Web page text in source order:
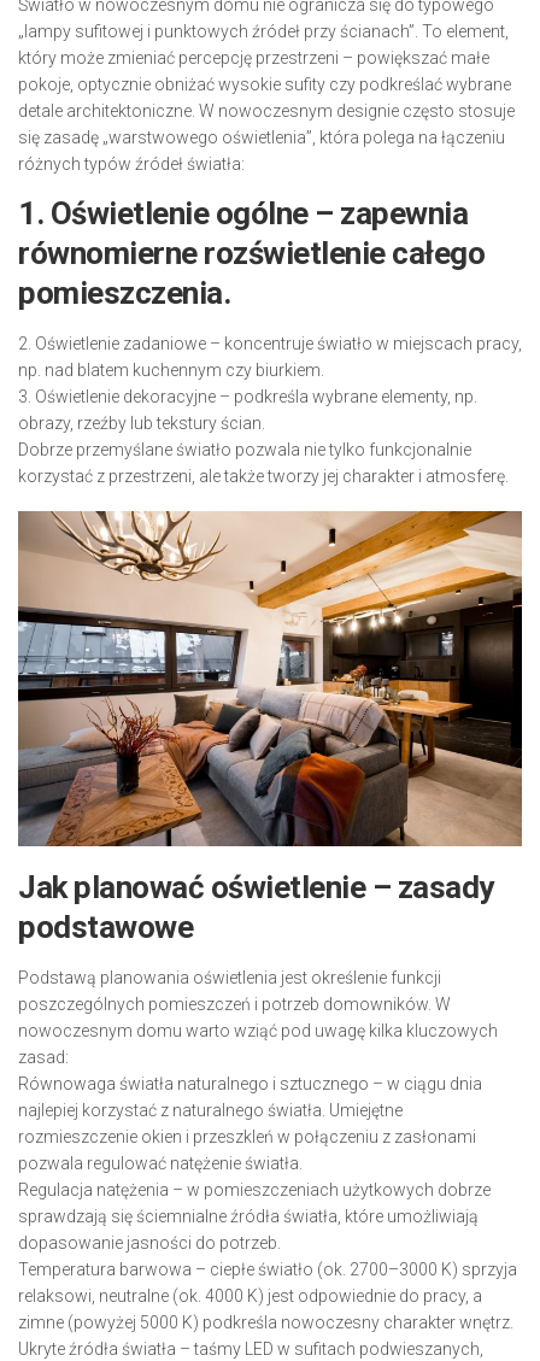
Światło w nowoczesnym domu nie ogranicza się do typowego
„lampy sufitowej i punktowych źródeł przy ścianach”. To element,
który może zmieniać percepcję przestrzeni – powiększać małe
pokoje, optycznie obniżać wysokie sufity czy podkreślać wybrane
detale architektoniczne. W nowoczesnym designie często stosuje
się zasadę „warstwowego oświetlenia”, która polega na łączeniu
różnych typów źródeł światła:
1. Oświetlenie ogólne – zapewnia
równomierne rozświetlenie całego
pomieszczenia.
2. Oświetlenie zadaniowe – koncentruje światło w miejscach pracy,
np. nad blatem kuchennym czy biurkiem.
3. Oświetlenie dekoracyjne – podkreśla wybrane elementy, np.
obrazy, rzeźby lub tekstury ścian.
Dobrze przemyślane światło pozwala nie tylko funkcjonalnie
korzystać z przestrzeni, ale także tworzy jej charakter i atmosferę.
Jak planować oświetlenie – zasady
podstawowe
Podstawą planowania oświetlenia jest określenie funkcji
poszczególnych pomieszczeń i potrzeb domowników. W
nowoczesnym domu warto wziąć pod uwagę kilka kluczowych
zasad:
Równowaga światła naturalnego i sztucznego – w ciągu dnia
najlepiej korzystać z naturalnego światła. Umiejętne
rozmieszczenie okien i przeszkleń w połączeniu z zasłonami
pozwala regulować natężenie światła.
Regulacja natężenia – w pomieszczeniach użytkowych dobrze
sprawdzają się ściemnialne źródła światła, które umożliwiają
dopasowanie jasności do potrzeb.
Temperatura barwowa – ciepłe światło (ok. 2700–3000 K) sprzyja
relaksowi, neutralne (ok. 4000 K) jest odpowiednie do pracy, a
zimne (powyżej 5000 K) podkreśla nowoczesny charakter wnętrz.
Ukryte źródła światła – taśmy LED w sufitach podwieszanych,